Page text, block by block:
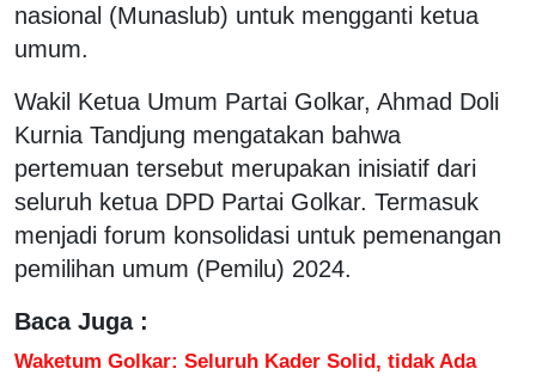
nasional (Munaslub) untuk mengganti ketua
umum.
Wakil Ketua Umum Partai Golkar, Ahmad Doli
Kurnia Tandjung mengatakan bahwa
pertemuan tersebut merupakan inisiatif dari
seluruh ketua DPD Partai Golkar. Termasuk
menjadi forum konsolidasi untuk pemenangan
pemilihan umum (Pemilu) 2024.
Baca Juga :
Waketum Golkar: Seluruh Kader Solid, tidak Ada